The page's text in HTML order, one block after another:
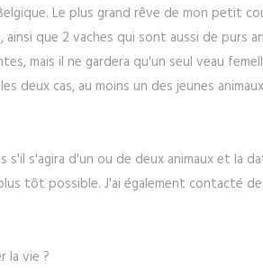
Le plus grand rêve de mon petit
que 2 vaches qui sont aussi de purs
mais il ne gardera qu'un seul veau
deux cas, au moins un des jeunes
s'agira d'un ou de deux animaux et la
tôt possible. J'ai également contacté
la vie ?